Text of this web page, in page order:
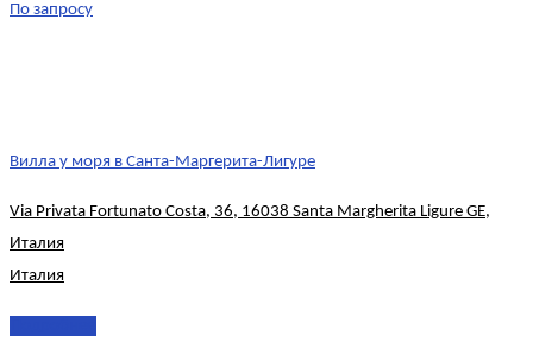
По запросу
Вилла у моря в Санта-Маргерита-Лигуре
Via Privata Fortunato Costa, 36, 16038 Santa Margherita Ligure GE,
Италия
Италия